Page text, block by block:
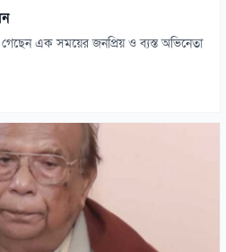
গেছেন এক সময়ের জনপ্রিয় ও ব্যস্ত অভিনেতা